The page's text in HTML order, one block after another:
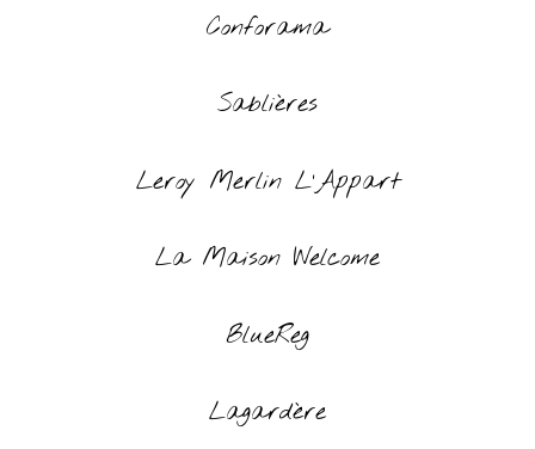
Conforama
Sablières
Leroy Merlin L’Appart
La Maison Welcome
BlueReg
Lagardère